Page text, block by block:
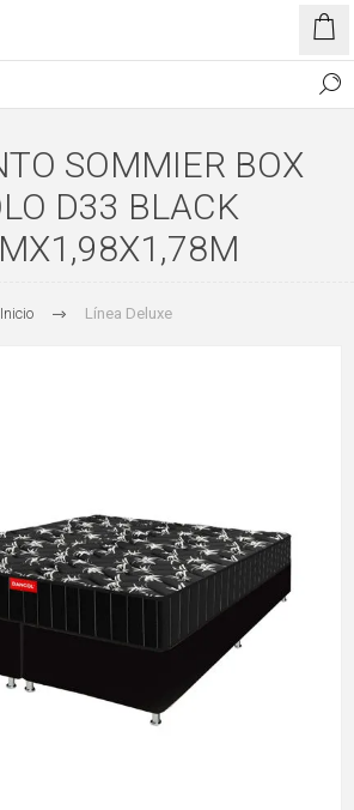
SOMMIER BOX
D33 BLACK
Inicio Línea Deluxe